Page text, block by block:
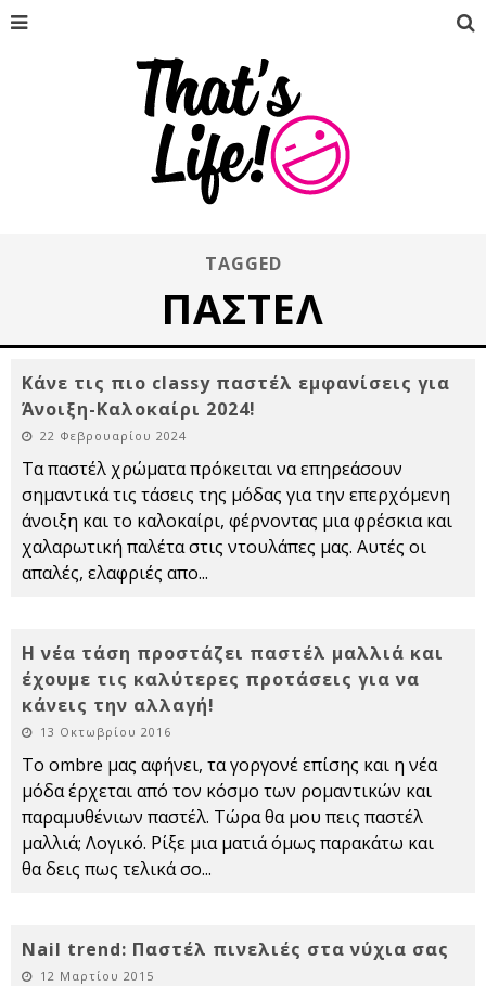
TAGGED
ΠΑΣΤΈΛ
Κάνε τις πιο classy παστέλ εμφανίσεις για
Άνοιξη-Καλοκαίρι 2024!
22 Φεβρουαρίου 2024
Τα παστέλ χρώματα πρόκειται να επηρεάσουν
σημαντικά τις τάσεις της μόδας για την επερχόμενη
άνοιξη και το καλοκαίρι, φέρνοντας μια φρέσκια και
χαλαρωτική παλέτα στις ντουλάπες μας. Αυτές οι
απαλές, ελαφριές απο...
Η νέα τάση προστάζει παστέλ μαλλιά και
έχουμε τις καλύτερες προτάσεις για να
κάνεις την αλλαγή!
13 Οκτωβρίου 2016
Το ombre μας αφήνει, τα γοργονέ επίσης και η νέα
μόδα έρχεται από τον κόσμο των ρομαντικών και
παραμυθένιων παστέλ. Τώρα θα μου πεις παστέλ
μαλλιά; Λογικό. Ρίξε μια ματιά όμως παρακάτω και
θα δεις πως τελικά σο...
Nail trend: Παστέλ πινελιές στα νύχια σας
12 Μαρτίου 2015